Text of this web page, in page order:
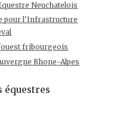
Neuchatelois
pour l'Infrastructure
fribourgeois
Rhone-Alpes
équestres